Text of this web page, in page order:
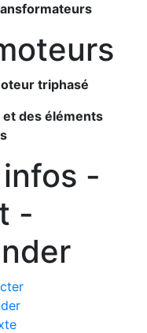
triphasé
des éléments
-
-